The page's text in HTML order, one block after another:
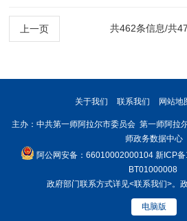
上一页 共462条信息/共
关于我们 联系我们 网站地
主办：中共第一师阿拉尔市委员会 第一师阿
师政务数据中心
阿公网安备：66010002000104 新ICP
BT01000008
政府部门联系方式详见<联系我们>。
电脑版